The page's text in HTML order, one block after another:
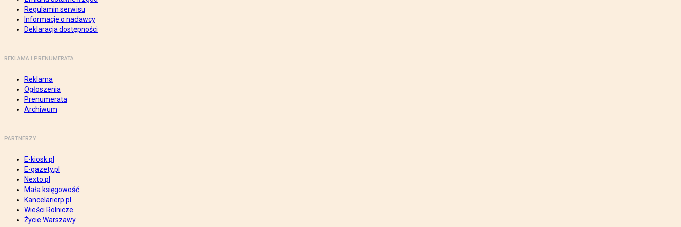
Regulamin serwisu
Informacje o nadawcy
Deklaracja dostępności
REKLAMA I PRENUMERATA
Reklama
Ogłoszenia
Prenumerata
Archiwum
PARTNERZY
E-kiosk.pl
E-gazety.pl
Nexto.pl
Mała księgowość
Kancelarierp.pl
Wieści Rolnicze
Życie Warszawy